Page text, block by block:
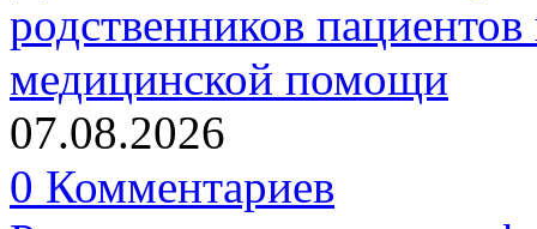
родственников
медицинской помощи
07.08.2026
0 Комментариев